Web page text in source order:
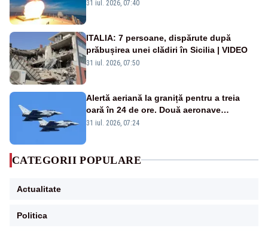
31 iul. 2026, 07:40
ITALIA: 7 persoane, dispărute după
prăbușirea unei clădiri în Sicilia | VIDEO
31 iul. 2026, 07:50
Alertă aeriană la graniță pentru a treia
oară în 24 de ore. Două aeronave
Eurofighter britanice au fost ridicate de la
31 iul. 2026, 07:24
CATEGORII POPULARE
Actualitate
Politica